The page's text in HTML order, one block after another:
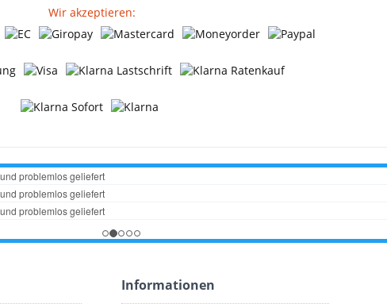
Wir akzeptieren:
Informationen